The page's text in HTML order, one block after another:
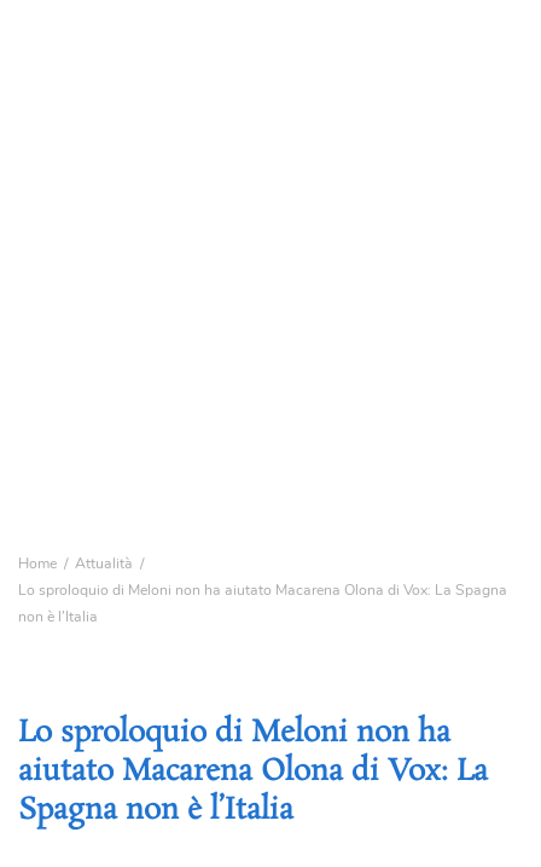
Home
Attualità
Lo sproloquio di Meloni non ha aiutato Macarena Olona di Vox: La Spagna
non è l’Italia
Lo sproloquio di Meloni non ha
aiutato Macarena Olona di Vox: La
Spagna non è l’Italia